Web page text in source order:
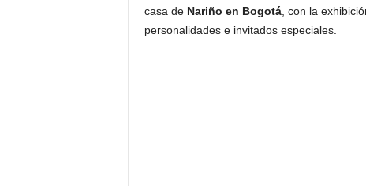
casa de Nariño en Bogotá, con la
personalidades e invitados especiales.